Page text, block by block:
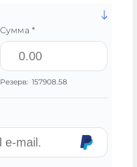
Сумма *
Резерв: 157908.58